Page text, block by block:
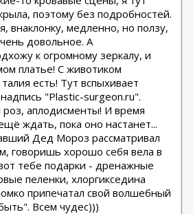
поэтому без подробностей.
внаклонку, медленно, но ползу,
довольное. А
к огромному зеркалу, и
платье! С животиком
есть! Тут вспыхивает
"Plastic-surgeon.ru".
аплодисменты! И время
ждать, пока оно настанет...
Дед Мороз рассматривал
говоришь хорошо себя вела в
тебе подарки - дренажные
пеленки, хлоргикседина
припечатал свой волшебный
Всем чудес)))